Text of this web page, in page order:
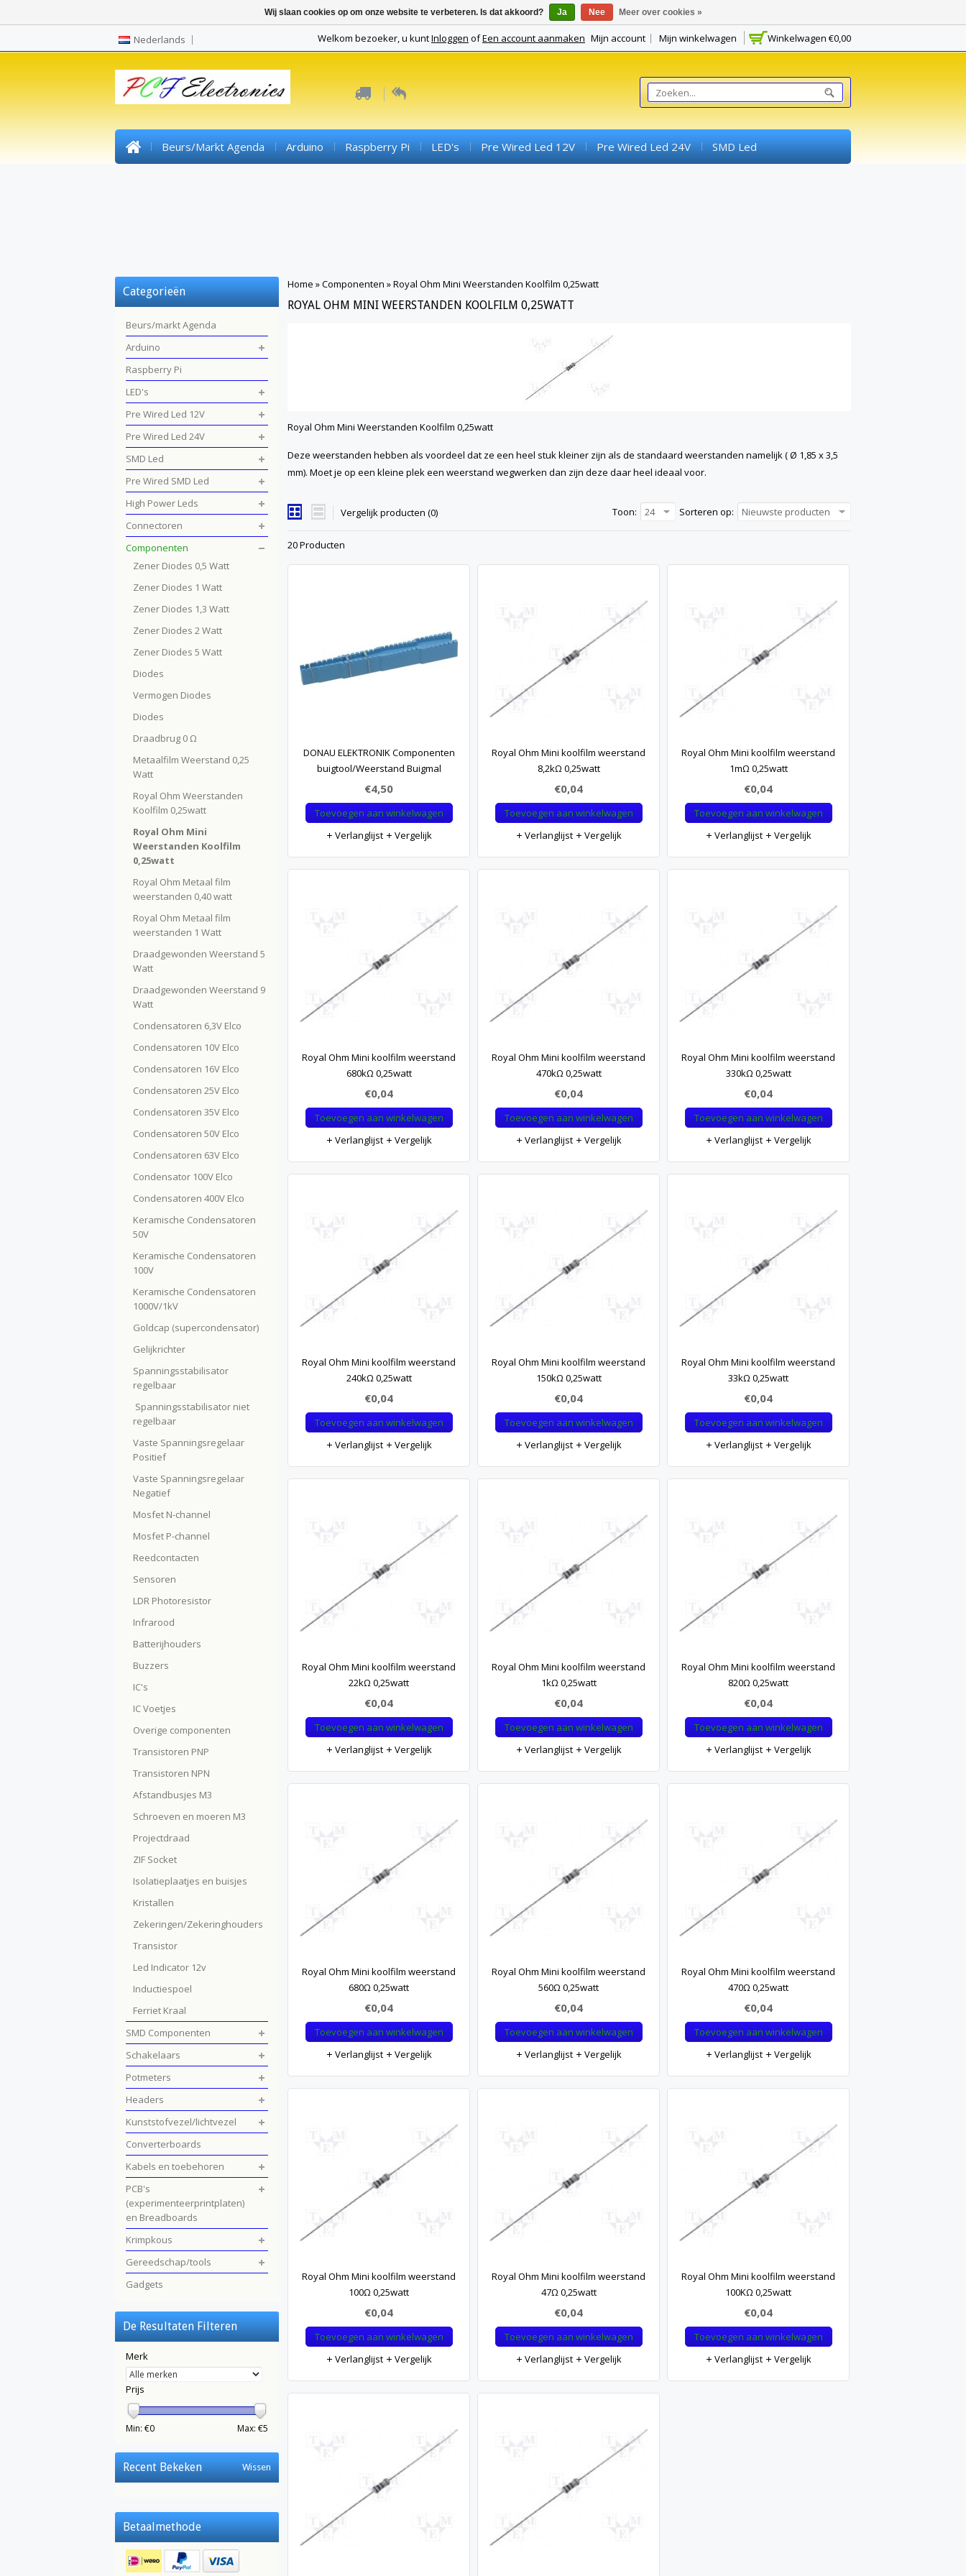
Nederlands Winkelwagen €0,00
Welkom bezoeker, u kuntInloggen ofEen account aanmaken Mijn account Mijn winkelwagen
Beurs/markt Agenda Arduino Raspberry Pi LED's Pre Wired Led 12V Pre Wired Led 24V SMD Led
Home »Componenten »Royal Ohm Mini Weerstanden Koolfilm 0,25watt
ROYAL OHM MINI WEERSTANDEN KOOLFILM 0,25WATT
Royal Ohm Mini Weerstanden Koolfilm 0,25watt
Deze weerstanden hebben als voordeel dat ze een heel stuk kleiner zijn als de standaard weerstanden namelijk ( Ø 1,85 x 3,5
mm). Moet je op een kleine plek een weerstand wegwerken dan zijn deze daar heel ideaal voor.
Vergelijk producten (0) Sorteren op: Nieuwste producten
Toon: 24
20 Producten
DONAU ELEKTRONIK Componenten
buigtool/Weerstand Buigmal
€4,50
Toevoegen aan winkelwagen
Verlanglijst
Vergelijk
Royal Ohm Mini koolfilm weerstand
8,2kΩ 0,25watt
€0,04
Toevoegen aan winkelwagen
Verlanglijst
Vergelijk
Royal Ohm Mini koolfilm weerstand
1mΩ 0,25watt
€0,04
Toevoegen aan winkelwagen
Verlanglijst
Vergelijk
Royal Ohm Mini koolfilm weerstand
680kΩ 0,25watt
€0,04
Toevoegen aan winkelwagen
Verlanglijst
Vergelijk
Royal Ohm Mini koolfilm weerstand
470kΩ 0,25watt
€0,04
Toevoegen aan winkelwagen
Verlanglijst
Vergelijk
Royal Ohm Mini koolfilm weerstand
330kΩ 0,25watt
€0,04
Toevoegen aan winkelwagen
Verlanglijst
Vergelijk
Royal Ohm Mini koolfilm weerstand
240kΩ 0,25watt
€0,04
Toevoegen aan winkelwagen
Verlanglijst
Vergelijk
Royal Ohm Mini koolfilm weerstand
150kΩ 0,25watt
€0,04
Toevoegen aan winkelwagen
Verlanglijst
Vergelijk
Royal Ohm Mini koolfilm weerstand
33kΩ 0,25watt
€0,04
Toevoegen aan winkelwagen
Verlanglijst
Vergelijk
Royal Ohm Mini koolfilm weerstand
22kΩ 0,25watt
€0,04
Toevoegen aan winkelwagen
Verlanglijst
Vergelijk
Royal Ohm Mini koolfilm weerstand
1kΩ 0,25watt
€0,04
Toevoegen aan winkelwagen
Verlanglijst
Vergelijk
Royal Ohm Mini koolfilm weerstand
820Ω 0,25watt
€0,04
Toevoegen aan winkelwagen
Verlanglijst
Vergelijk
Royal Ohm Mini koolfilm weerstand
680Ω 0,25watt
€0,04
Toevoegen aan winkelwagen
Verlanglijst
Vergelijk
Royal Ohm Mini koolfilm weerstand
560Ω 0,25watt
€0,04
Toevoegen aan winkelwagen
Verlanglijst
Vergelijk
Royal Ohm Mini koolfilm weerstand
470Ω 0,25watt
€0,04
Toevoegen aan winkelwagen
Verlanglijst
Vergelijk
Royal Ohm Mini koolfilm weerstand
100Ω 0,25watt
€0,04
Toevoegen aan winkelwagen
Verlanglijst
Vergelijk
Royal Ohm Mini koolfilm weerstand
47Ω 0,25watt
€0,04
Toevoegen aan winkelwagen
Verlanglijst
Vergelijk
Royal Ohm Mini koolfilm weerstand
100KΩ 0,25watt
€0,04
Toevoegen aan winkelwagen
Verlanglijst
Vergelijk
Categorieën
Beurs/markt Agenda
Arduino
Raspberry Pi
LED's
Pre Wired Led 12V
Pre Wired Led 24V
SMD Led
Pre Wired SMD Led
High Power Leds
Connectoren
Componenten
Zener Diodes 0,5 Watt
Zener Diodes 1 Watt
Zener Diodes 1,3 Watt
Zener Diodes 2 Watt
Zener Diodes 5 Watt
Diodes
Vermogen Diodes
Diodes
Draadbrug 0 Ω
Metaalfilm Weerstand 0,25
Watt
Royal Ohm Weerstanden
Koolfilm 0,25watt
Royal Ohm Mini
Weerstanden Koolfilm
0,25watt
Royal Ohm Metaal film
weerstanden 0,40 watt
Royal Ohm Metaal film
weerstanden 1 Watt
Draadgewonden Weerstand 5
Watt
Draadgewonden Weerstand 9
Watt
Condensatoren 6,3V Elco
Condensatoren 10V Elco
Condensatoren 16V Elco
Condensatoren 25V Elco
Condensatoren 35V Elco
Condensatoren 50V Elco
Condensatoren 63V Elco
Condensator 100V Elco
Condensatoren 400V Elco
Keramische Condensatoren
50V
Keramische Condensatoren
100V
Keramische Condensatoren
1000V/1kV
Goldcap (supercondensator)
Gelijkrichter
Spanningsstabilisator
regelbaar
Spanningsstabilisator niet
regelbaar
Vaste Spanningsregelaar
Positief
Vaste Spanningsregelaar
Negatief
Mosfet N-channel
Mosfet P-channel
Reedcontacten
Sensoren
LDR Photoresistor
Infrarood
Batterijhouders
Buzzers
IC's
IC Voetjes
Overige componenten
Transistoren PNP
Transistoren NPN
Afstandbusjes M3
Schroeven en moeren M3
Projectdraad
ZIF Socket
Isolatieplaatjes en buisjes
Kristallen
Zekeringen/Zekeringhouders
Transistor
Led Indicator 12v
Inductiespoel
Ferriet Kraal
SMD Componenten
Schakelaars
Potmeters
Headers
Kunststofvezel/lichtvezel
Converterboards
Kabels en toebehoren
PCB's
(experimenteerprintplaten)
en Breadboards
Krimpkous
Gereedschap/tools
Gadgets
De Resultaten Filteren
Merk
Prijs
Min: €0 Max: €5
Recent Bekeken Wissen
Betaalmethode
Wij slaan cookies op om onze website te verbeteren. Is dat akkoord? Ja Nee Meer over cookies »